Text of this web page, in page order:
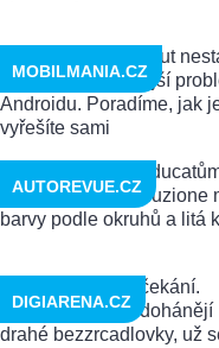
MOBILMANIA.CZ
AUTOREVUE.CZ
DIGIARENA.CZ